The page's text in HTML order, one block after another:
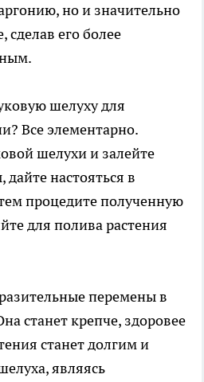
но и значительно
сделав его более
шелуху для
Все элементарно.
шелухи и залейте
настояться в
процедите полученную
для полива растения
перемены в
станет крепче, здоровее
станет долгим и
являясь